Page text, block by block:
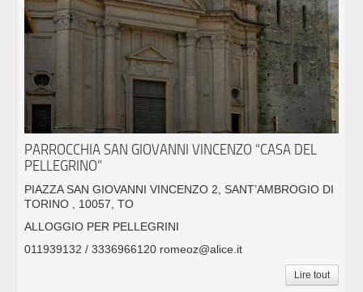
PARROCCHIA SAN GIOVANNI VINCENZO “CASA DEL
PELLEGRINO”
PIAZZA SAN GIOVANNI VINCENZO 2, SANT’AMBROGIO DI
TORINO , 10057, TO
ALLOGGIO PER PELLEGRINI
011939132 / 3336966120 romeoz@alice.it
Lire tout